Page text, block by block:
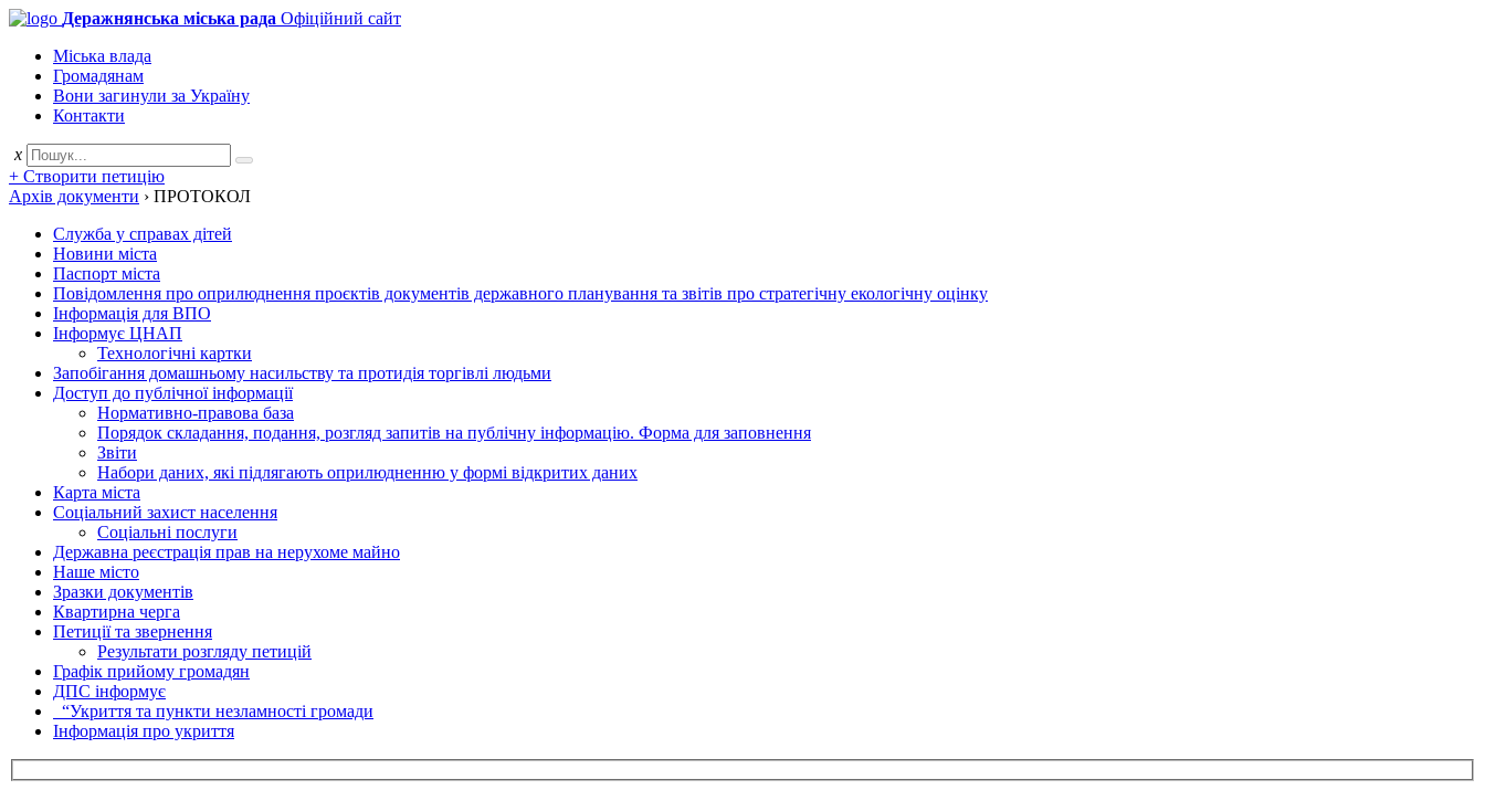
Деражнянська міська рада Офіційний сайт
Міська влада
Громадянам
Вони загинули за Україну
Контакти
x
+ Створити петицію
Архів документи › ПРОТОКОЛ
Служба у справах дітей
Новини міста
Паспорт міста
Повідомлення про оприлюднення проєктів документів державного планування та звітів про стратегічну екологічну оцінку
Інформація для ВПО
Інформує ЦНАП
Технологічні картки
Запобігання домашньому насильству та протидія торгівлі людьми
Доступ до публічної інформації
Нормативно-правова база
Порядок складання, подання, розгляд запитів на публічну інформацію. Форма для заповнення
Звіти
Набори даних, які підлягають оприлюдненню у формі відкритих даних
Карта міста
Соціальний захист населення
Соціальні послуги
Державна реєстрація прав на нерухоме майно
Наше місто
Зразки документів
Квартирна черга
Петиції та звернення
Результати розгляду петицій
Графік прийому громадян
ДПС інформує
“Укриття та пункти незламності громади
Інформація про укриття